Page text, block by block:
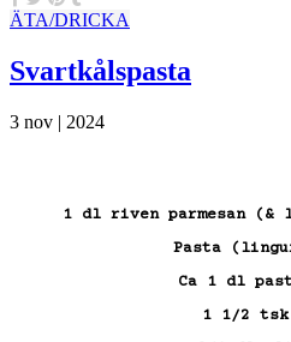
ÄTA/DRICKA
Svartkålspasta
3 nov | 2024
1 dl riven parmesan
Pasta
Ca 1 dl
1 1/2